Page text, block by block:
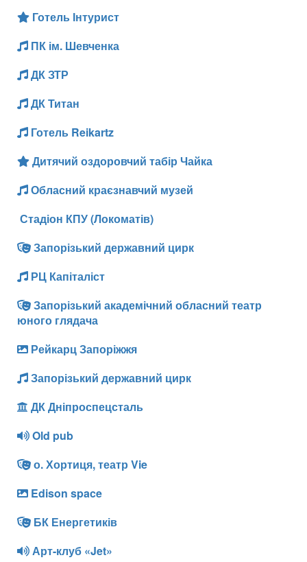
Готель Інтурист
ПК ім. Шевченка
ДК ЗТР
ДК Титан
Готель Reikartz
Дитячий оздоровчий табір Чайка
Обласний краєзнавчий музей
Стадіон КПУ (Локоматів)
Запорізький державний цирк
РЦ Капіталіст
Запорізький академічний обласний театр
юного глядача
Рейкарц Запоріжжя
Запорізький державний цирк
ДК Дніпроспецсталь
Old pub
о. Хортиця, театр Vie
Edison space
БК Енергетиків
Арт-клуб «Jet»